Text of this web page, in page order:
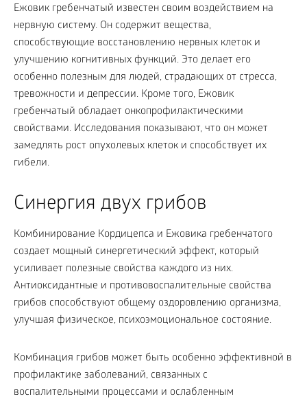
Ежовик гребенчатый известен своим воздействием на
нервную систему. Он содержит вещества,
способствующие восстановлению нервных клеток и
улучшению когнитивных функций. Это делает его
особенно полезным для людей, страдающих от стресса,
тревожности и депрессии. Кроме того, Ежовик
гребенчатый обладает онкопрофилактическими
свойствами. Исследования показывают, что он может
замедлять рост опухолевых клеток и способствует их
гибели.
Синергия двух грибов
Комбинирование Кордицепса и Ежовика гребенчатого
создает мощный синергетический эффект, который
усиливает полезные свойства каждого из них.
Антиоксидантные и противовоспалительные свойства
грибов способствуют общему оздоровлению организма,
улучшая физическое, психоэмоциональное состояние.
Комбинация грибов может быть особенно эффективной в
профилактике заболеваний, связанных с
воспалительными процессами и ослабленным